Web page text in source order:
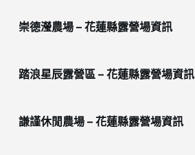
崇德瀅農場 – 花蓮縣露營場資訊
踏浪星辰露營區 – 花蓮縣露營場資訊
謙謹休閒農場 – 花蓮縣露營場資訊